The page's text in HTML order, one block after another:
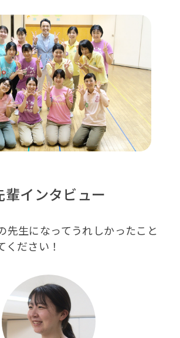
輩インタビュー
先生になってうれしかったこと
ください！